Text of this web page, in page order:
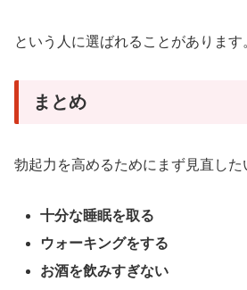
という人に選ばれることがあります
まとめ
勃起力を高めるためにまず見直した
十分な睡眠を取る
ウォーキングをする
お酒を飲みすぎない